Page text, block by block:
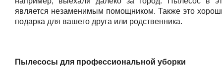
является незаменимым помощником. Также это
подарка для вашего друга или родственника.
Пылесосы для профессиональной уборки